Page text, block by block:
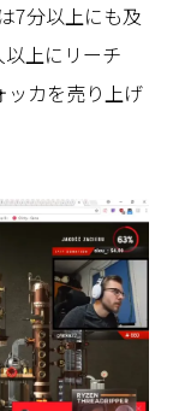
7分以上にも及
上にリーチ
ッカを売り上げ